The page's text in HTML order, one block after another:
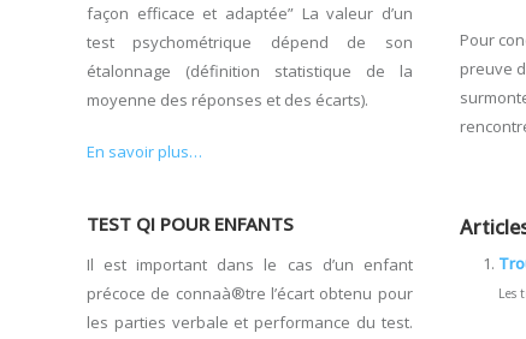
façon efficace et adaptée” La valeur d’un
test psychométrique dépend de son
étalonnage (définition statistique de la
moyenne des réponses et des écarts).
En savoir plus…
TEST QI POUR ENFANTS
Il est important dans le cas d’un enfant
précoce de connaà®tre l’écart obtenu pour
les parties verbale et performance du test.
Pour
preuve
Les